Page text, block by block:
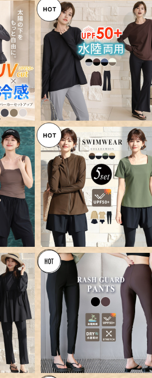
以
ード
ハイ
い／ra
【メール便】UVカット率 99%以
上 ロンT ラッシュガード 上下 2
点セット／rashguard094
¥7,560
以上
ス ラッ
5点セ
【宅配便】UVカット率 99%以上
水着 体型カバー レディース ラッ
シュガード ブラ一体型トップスU
PF50+ 5点セット／hys3408
¥12,360
以上
ス ラッ
hys34
【メール便】UVカット率 99%以
上 レディース ラッシュガード パ
ンツ スリット入り レギンス／sw
imwear-b018